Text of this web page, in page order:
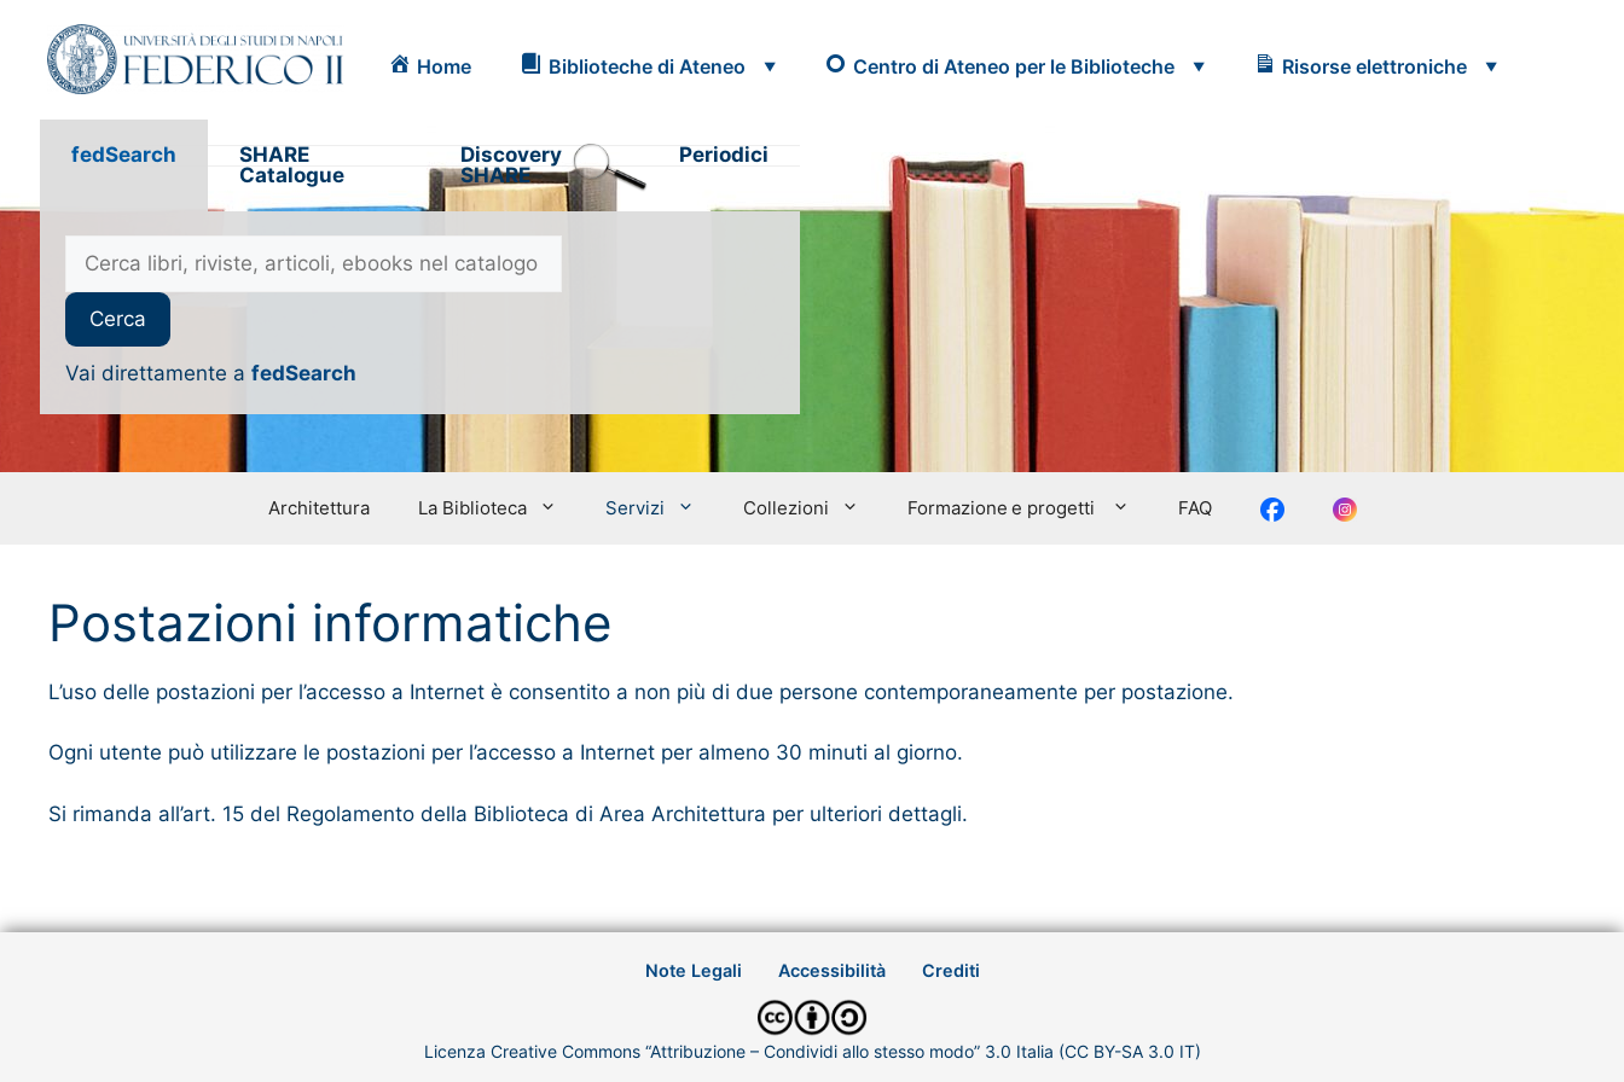
Home Biblioteche di Ateneo Centro di Ateneo per le Biblioteche Risorse elettroniche
fedSearch
SHARE
Catalogue
Discovery
SHARE
Periodici
Vai direttamente a fedSearch
Architettura La Biblioteca Servizi Collezioni Formazione e progetti FAQ FacebookInstagram
Postazioni informatiche
L’uso delle postazioni per l’accesso a Internet è consentito a non più di due persone contemporaneamente per postazione.
Ogni utente può utilizzare le postazioni per l’accesso a Internet per almeno 30 minuti al giorno.
Si rimanda all’art. 15 del Regolamento della Biblioteca di Area Architettura per ulteriori dettagli.
Note Legali Accessibilità Crediti
Licenza Creative Commons “Attribuzione – Condividi allo stesso modo” 3.0 Italia (CC BY-SA 3.0 IT)